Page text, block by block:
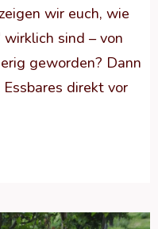
wir euch, wie
sind – von
geworden? Dann
direkt vor